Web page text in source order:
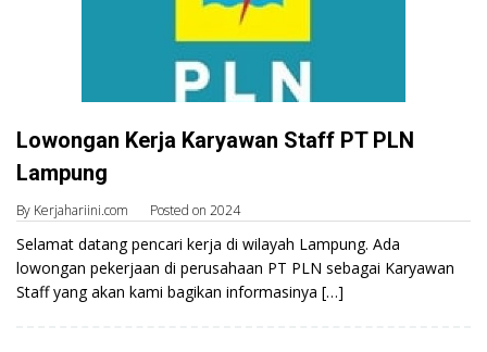
Lowongan Kerja Karyawan Staff PT PLN
Lampung
By Kerjahariini.com Posted on 2024
Selamat datang pencari kerja di wilayah Lampung. Ada
lowongan pekerjaan di perusahaan PT PLN sebagai Karyawan
Staff yang akan kami bagikan informasinya […]